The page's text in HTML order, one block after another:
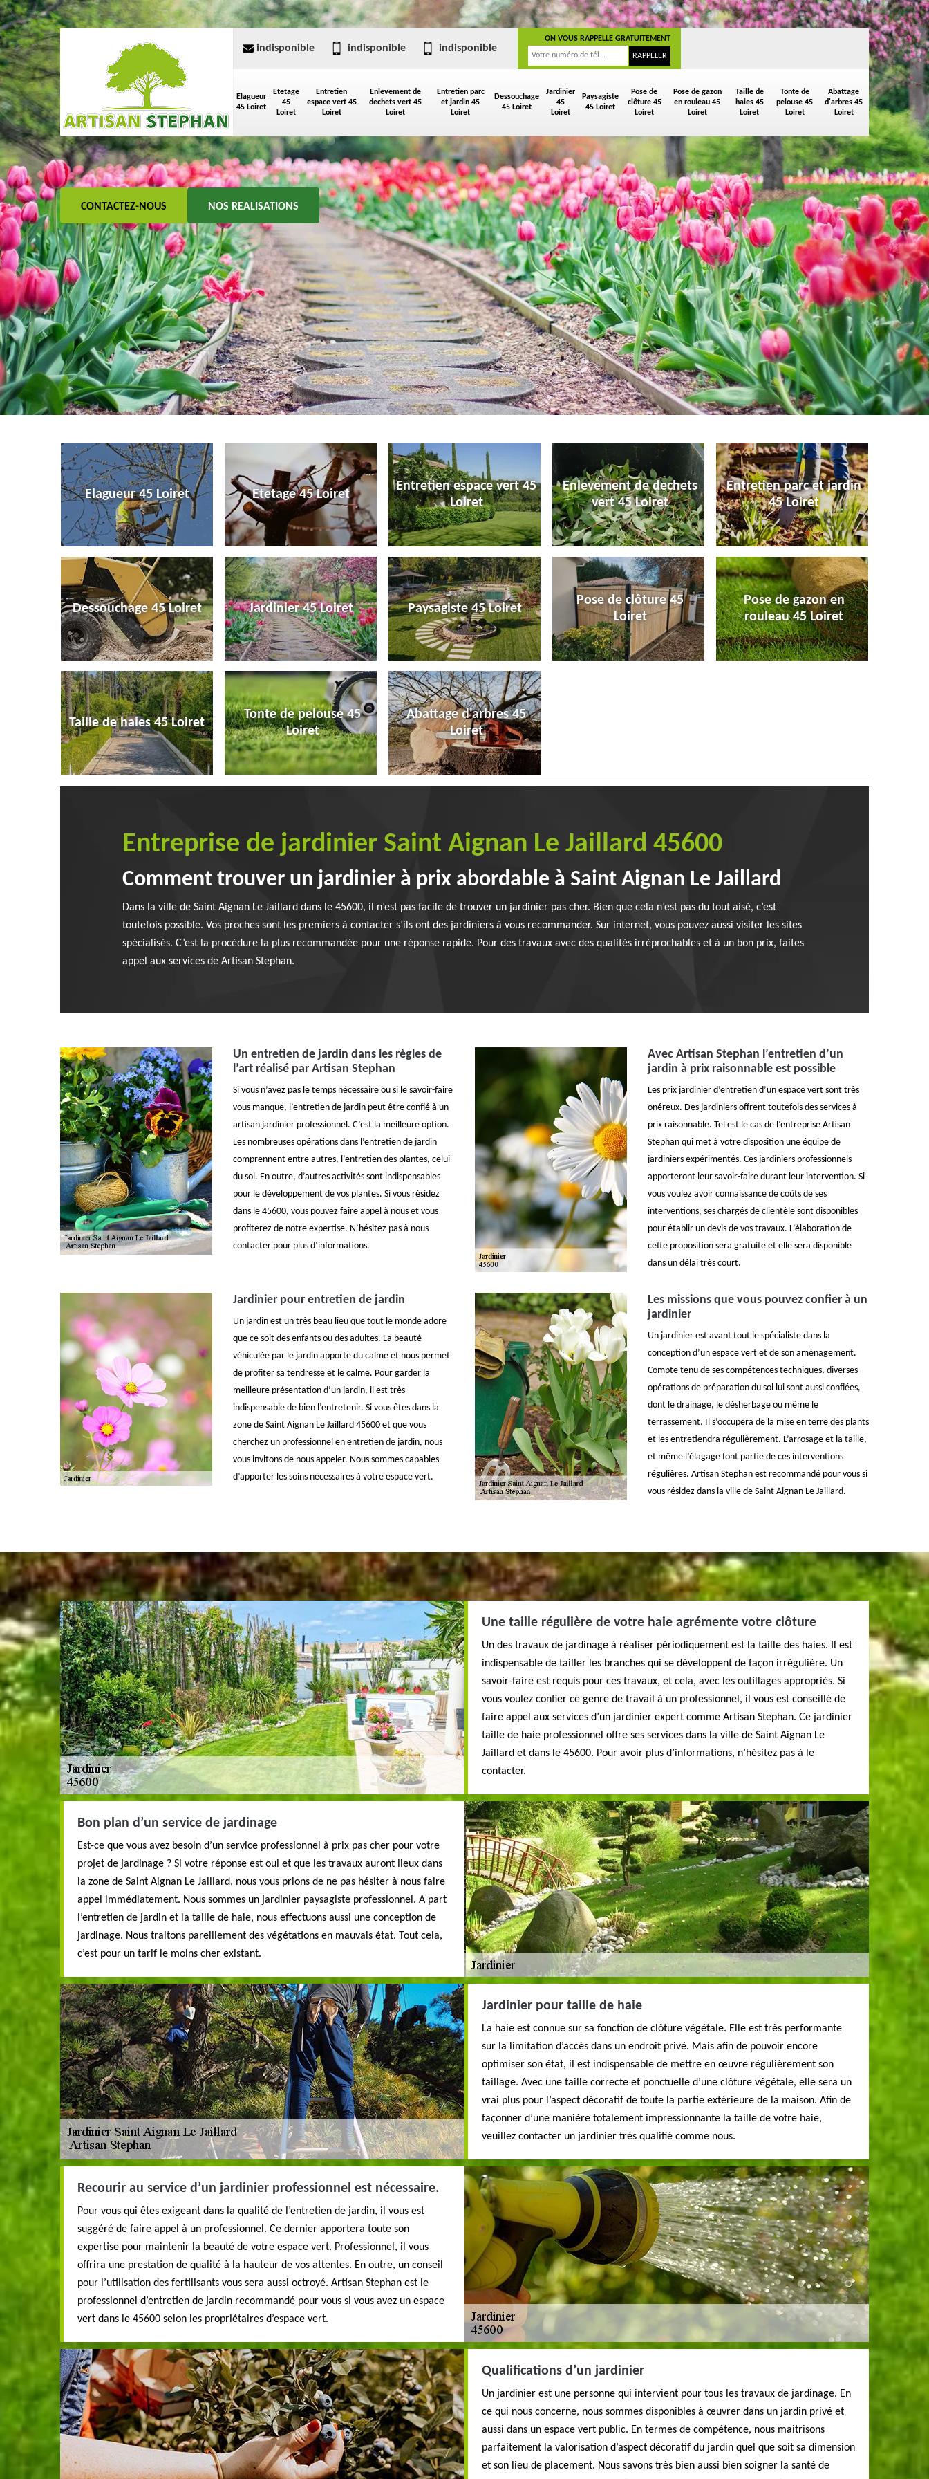
Elagueur
45 Loiret
Etetage
45
Loiret
Entretien
espace vert 45
Loiret
Enlevement de
dechets vert 45
Loiret
Entretien parc
et jardin 45
Loiret
Dessouchage
45 Loiret
Jardinier
45
Loiret
Paysagiste
45 Loiret
Pose de
clôture 45
Loiret
Pose de gazon
en rouleau 45
Loiret
Taille de
haies 45
Loiret
Tonte de
pelouse 45
Loiret
Abattage
d'arbres 45
Loiret
indisponible indisponible indisponible
ON VOUS RAPPELLE GRATUITEMENT
CONTACTEZ-NOUS NOS REALISATIONS
Elagueur 45 Loiret Etetage 45 Loiret
Entretien espace vert 45
Loiret
Enlevement de dechets
vert 45 Loiret
Entretien parc et jardin
45 Loiret
Dessouchage 45 Loiret Jardinier 45 Loiret Paysagiste 45 Loiret
Pose de clôture 45
Loiret
Pose de gazon en
rouleau 45 Loiret
Taille de haies 45 Loiret
Tonte de pelouse 45
Loiret
Abattage d'arbres 45
Loiret
Entreprise de jardinier Saint Aignan Le Jaillard 45600
Comment trouver un jardinier à prix abordable à Saint Aignan Le Jaillard
Dans la ville de Saint Aignan Le Jaillard dans le 45600, il n’est pas facile de trouver un jardinier pas cher. Bien que cela n’est pas du tout aisé, c’est
toutefois possible. Vos proches sont les premiers à contacter s’ils ont des jardiniers à vous recommander. Sur internet, vous pouvez aussi visiter les sites
spécialisés. C’est la procédure la plus recommandée pour une réponse rapide. Pour des travaux avec des qualités irréprochables et à un bon prix, faites
appel aux services de Artisan Stephan.
Un entretien de jardin dans les règles de
l’art réalisé par Artisan Stephan
Si vous n’avez pas le temps nécessaire ou si le savoir-faire
vous manque, l’entretien de jardin peut être confié à un
artisan jardinier professionnel. C’est la meilleure option.
Les nombreuses opérations dans l’entretien de jardin
comprennent entre autres, l’entretien des plantes, celui
du sol. En outre, d’autres activités sont indispensables
pour le développement de vos plantes. Si vous résidez
dans le 45600, vous pouvez faire appel à nous et vous
profiterez de notre expertise. N’hésitez pas à nous
contacter pour plus d’informations.
Avec Artisan Stephan l’entretien d’un
jardin à prix raisonnable est possible
Les prix jardinier d’entretien d’un espace vert sont très
onéreux. Des jardiniers offrent toutefois des services à
prix raisonnable. Tel est le cas de l’entreprise Artisan
Stephan qui met à votre disposition une équipe de
jardiniers expérimentés. Ces jardiniers professionnels
apporteront leur savoir-faire durant leur intervention. Si
vous voulez avoir connaissance de coûts de ses
interventions, ses chargés de clientèle sont disponibles
pour établir un devis de vos travaux. L’élaboration de
cette proposition sera gratuite et elle sera disponible
dans un délai très court.
Jardinier pour entretien de jardin
Un jardin est un très beau lieu que tout le monde adore
que ce soit des enfants ou des adultes. La beauté
véhiculée par le jardin apporte du calme et nous permet
de profiter sa tendresse et le calme. Pour garder la
meilleure présentation d’un jardin, il est très
indispensable de bien l’entretenir. Si vous êtes dans la
zone de Saint Aignan Le Jaillard 45600 et que vous
cherchez un professionnel en entretien de jardin, nous
vous invitons de nous appeler. Nous sommes capables
d’apporter les soins nécessaires à votre espace vert.
Les missions que vous pouvez confier à un
jardinier
Un jardinier est avant tout le spécialiste dans la
conception d’un espace vert et de son aménagement.
Compte tenu de ses compétences techniques, diverses
opérations de préparation du sol lui sont aussi confiées,
dont le drainage, le désherbage ou même le
terrassement. Il s’occupera de la mise en terre des plants
et les entretiendra régulièrement. L’arrosage et la taille,
et même l’élagage font partie de ces interventions
régulières. Artisan Stephan est recommandé pour vous si
vous résidez dans la ville de Saint Aignan Le Jaillard.
Une taille régulière de votre haie agrémente votre clôture
Un des travaux de jardinage à réaliser périodiquement est la taille des haies. Il est
indispensable de tailler les branches qui se développent de façon irrégulière. Un
savoir-faire est requis pour ces travaux, et cela, avec les outillages appropriés. Si
vous voulez confier ce genre de travail à un professionnel, il vous est conseillé de
faire appel aux services d’un jardinier expert comme Artisan Stephan. Ce jardinier
taille de haie professionnel offre ses services dans la ville de Saint Aignan Le
Jaillard et dans le 45600. Pour avoir plus d’informations, n’hésitez pas à le
contacter.
Bon plan d’un service de jardinage
Est-ce que vous avez besoin d’un service professionnel à prix pas cher pour votre
projet de jardinage ? Si votre réponse est oui et que les travaux auront lieux dans
la zone de Saint Aignan Le Jaillard, nous vous prions de ne pas hésiter à nous faire
appel immédiatement. Nous sommes un jardinier paysagiste professionnel. A part
l’entretien de jardin et la taille de haie, nous effectuons aussi une conception de
jardinage. Nous traitons pareillement des végétations en mauvais état. Tout cela,
c’est pour un tarif le moins cher existant.
Jardinier pour taille de haie
La haie est connue sur sa fonction de clôture végétale. Elle est très performante
sur la limitation d’accès dans un endroit privé. Mais afin de pouvoir encore
optimiser son état, il est indispensable de mettre en œuvre régulièrement son
taillage. Avec une taille correcte et ponctuelle d’une clôture végétale, elle sera un
vrai plus pour l’aspect décoratif de toute la partie extérieure de la maison. Afin de
façonner d’une manière totalement impressionnante la taille de votre haie,
veuillez contacter un jardinier très qualifié comme nous.
Recourir au service d’un jardinier professionnel est nécessaire.
Pour vous qui êtes exigeant dans la qualité de l’entretien de jardin, il vous est
suggéré de faire appel à un professionnel. Ce dernier apportera toute son
expertise pour maintenir la beauté de votre espace vert. Professionnel, il vous
offrira une prestation de qualité à la hauteur de vos attentes. En outre, un conseil
pour l’utilisation des fertilisants vous sera aussi octroyé. Artisan Stephan est le
professionnel d’entretien de jardin recommandé pour vous si vous avez un espace
vert dans le 45600 selon les propriétaires d’espace vert.
Qualifications d’un jardinier
Un jardinier est une personne qui intervient pour tous les travaux de jardinage. En
ce qui nous concerne, nous sommes disponibles à œuvrer dans un jardin privé et
aussi dans un espace vert public. En termes de compétence, nous maitrisons
parfaitement la valorisation d’aspect décoratif du jardin quel que soit sa dimension
et son lieu de placement. Nous savons très bien aussi bien soigner la santé de